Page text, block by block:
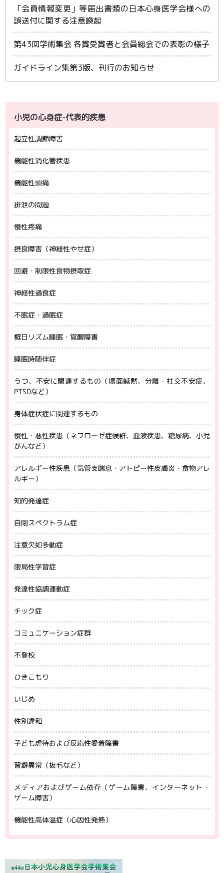
「会員情報変更」等届出書類の日本心身医学会様への
誤送付に関する注意喚起
第43回学術集会 各賞受賞者と会員総会での表彰の様子
ガイドライン集第3版、刊行のお知らせ
小児の心身症-代表的疾患
起立性調節障害
機能性消化管疾患
機能性頭痛
排泄の問題
慢性疼痛
摂食障害（神経性やせ症）
回避・制限性食物摂取症
神経性過食症
不眠症・過眠症
概日リズム睡眠・覚醒障害
睡眠時随伴症
うつ、不安に関連するもの（場面緘黙、分離・社交不安症、
PTSDなど）
身体症状症に関連するもの
慢性・悪性疾患（ネフローゼ症候群、血液疾患、糖尿病、小児
がんなど）
アレルギー性疾患（気管支喘息・アトピー性皮膚炎・食物アレ
ルギー）
知的発達症
自閉スペクトラム症
注意欠如多動症
限局性学習症
発達性協調運動症
チック症
コミュニケーション症群
不登校
ひきこもり
いじめ
性別違和
子ども虐待および反応性愛着障害
習癖異常（抜毛など）
メディアおよびゲーム依存（ゲーム障害、インターネット・
ゲーム障害）
機能性高体温症（心因性発熱）